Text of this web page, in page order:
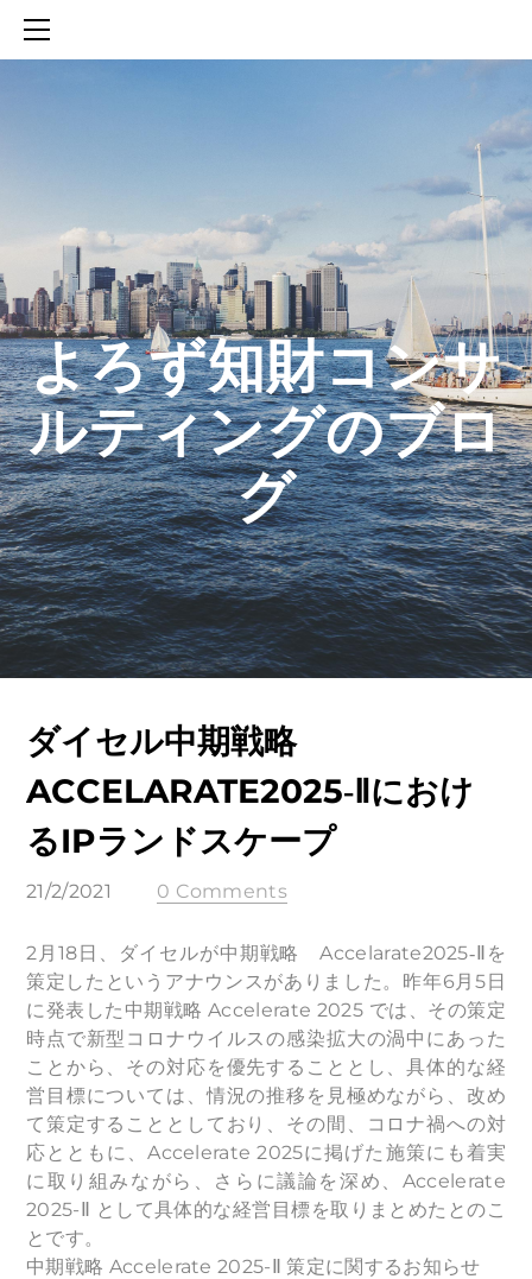
​よろず知財コンサ
ルティングのブロ
グ
ダイセル中期戦略
ACCELARATE2025‐Ⅱにおけ
るIPランドスケープ
21/2/2021 0 Comments
2月18日、ダイセルが中期戦略 Accelarate2025‐Ⅱを
策定したというアナウンスがありました。昨年6月5日
に発表した中期戦略 Accelerate 2025 では、その策定
時点で新型コロナウイルスの感染拡大の渦中にあった
ことから、その対応を優先することとし、具体的な経
営目標については、情況の推移を見極めながら、改め
て策定することとしており、その間、コロナ禍への対
応とともに、Accelerate 2025に掲げた施策にも着実
に取り組みながら、さらに議論を深め、Accelerate
2025-Ⅱ として具体的な経営目標を取りまとめたとのこ
とです。
中期戦略 Accelerate 2025-Ⅱ 策定に関するお知らせ
SERVICES
知財活動のROICへの貢献
生成AIを活用した知財戦略の策定方法
生成AIとの「壁打ち」で、新たな発明を創出する方法